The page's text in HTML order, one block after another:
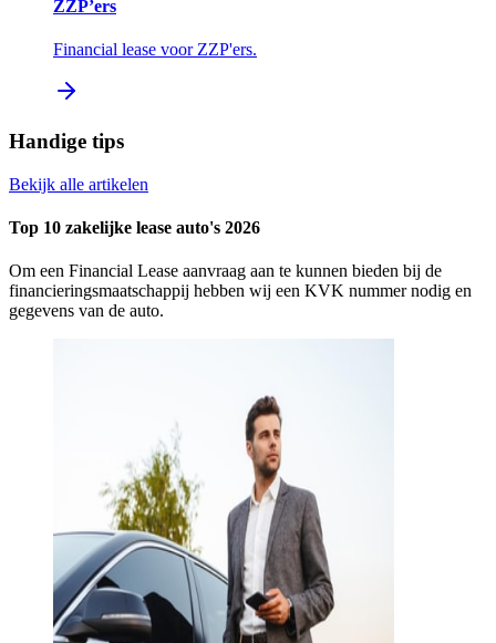
ZZP’ers
Financial lease voor ZZP'ers.
Handige tips
Bekijk alle artikelen
Top 10 zakelijke lease auto's 2026
Om een Financial Lease aanvraag aan te kunnen bieden bij de
financieringsmaatschappij hebben wij een KVK nummer nodig en
gegevens van de auto.